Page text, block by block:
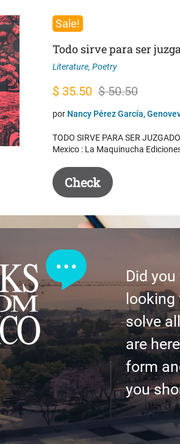
Sale!
Todo sirve para ser
Literature, Poetry
$50.50
Original
price
$ 50.50.
$35.50
Current
price
$ 35.50.
por Nancy Pérez García,
TODO SIRVE PARA SER
Mexico : La Maquinucha
Check
Did
solve
are
form
you